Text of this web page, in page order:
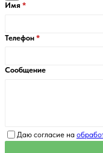
Имя
Телефон
Сообщение
Даю согласие на